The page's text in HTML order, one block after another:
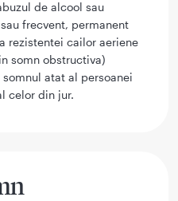
de alcool sau
frecvent, permanent
rezistentei cailor aeriene
somn obstructiva)
atat al persoanei
celor din jur.